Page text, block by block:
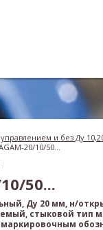
и без Ду
20/10/50...
50...
Ду 20 мм, н/
стыковой тип
маркировочным